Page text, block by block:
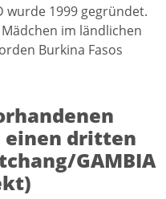
wurde 1999 gegründet.
im ländlichen
Burkina Fasos
einen dritten
GAMBIA